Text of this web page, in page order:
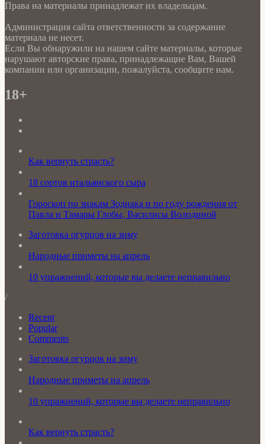
Права на материалы принадлежат их владельцам.
Администрация сайта ответственности за содержание
материала не несет.
Если Вы обнаружили на нашем сайте материалы, которые
нарушают авторские права, принадлежащие Вам, Вашей
компании или организации, пожалуйста, сообщите нам.
18+
Как вернуть страсть?
18 сортов итальянского сыра
Гороскоп по знакам Зодиака и по году рождения от
Павла и Тамары Глобы, Василисы Володиной
Заготовка огурцов на зиму
Народные приметы на апрель
10 упражнений, которые вы делаете неправильно
/
Recent
Popular
Comments
Заготовка огурцов на зиму
Народные приметы на апрель
10 упражнений, которые вы делаете неправильно
Как вернуть страсть?